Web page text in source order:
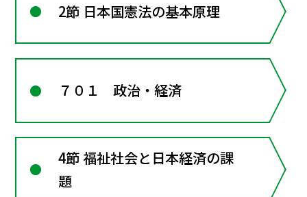
2節 日本国憲法の基本原理
７０１ 政治・経済
4節 福祉社会と日本経済の課
題